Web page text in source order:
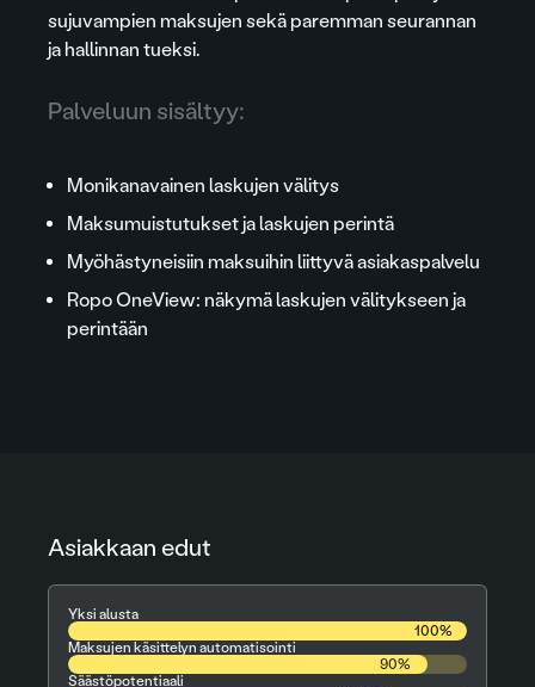
sujuvampien maksujen sekä paremman seurannan
ja hallinnan tueksi.
Palveluun sisältyy:
Monikanavainen laskujen välitys
Maksumuistutukset ja laskujen perintä
Myöhästyneisiin maksuihin liittyvä asiakaspalvelu
Ropo OneView: näkymä laskujen välitykseen ja
perintään
Asiakkaan edut
Yksi alusta
100%
Maksujen käsittelyn automatisointi
90%
Säästöpotentiaali